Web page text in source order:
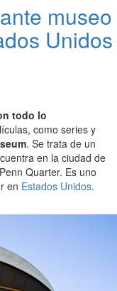
museo
Unidos
todo lo
como series y
. Se trata de un
en la ciudad de
Quarter. Es uno
en Estados Unidos.